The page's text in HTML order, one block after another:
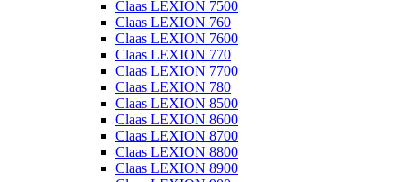
Claas LEXION 7500
Claas LEXION 760
Claas LEXION 7600
Claas LEXION 770
Claas LEXION 7700
Claas LEXION 780
Claas LEXION 8500
Claas LEXION 8600
Claas LEXION 8700
Claas LEXION 8800
Claas LEXION 8900